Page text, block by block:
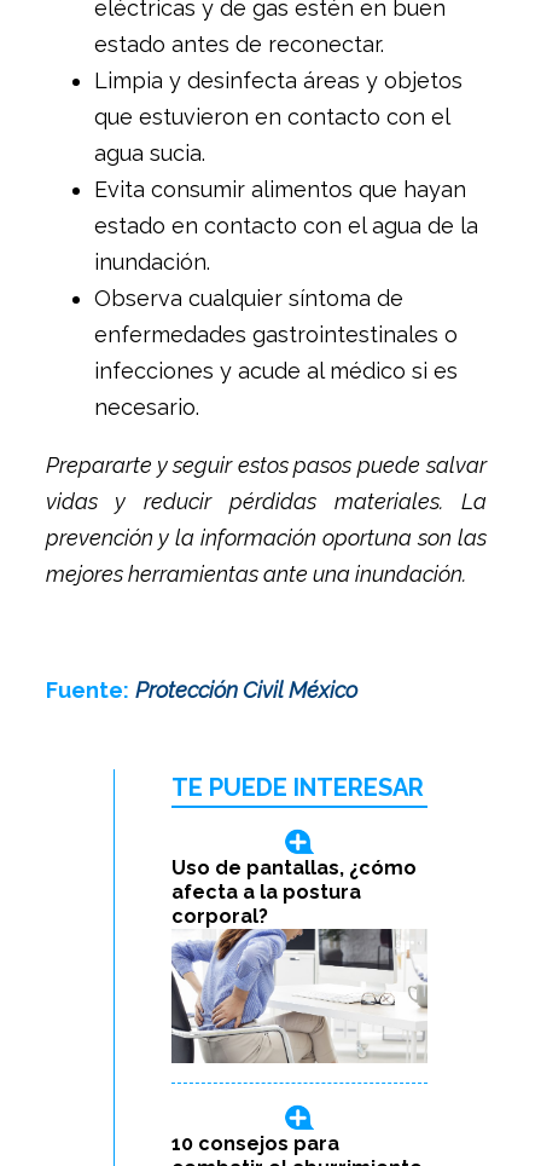
eléctricas y de gas estén en buen
estado antes de reconectar.
Limpia y desinfecta áreas y objetos
que estuvieron en contacto con el
agua sucia.
Evita consumir alimentos que hayan
estado en contacto con el agua de la
inundación.
Observa cualquier síntoma de
enfermedades gastrointestinales o
infecciones y acude al médico si es
necesario.
Prepararte y seguir estos pasos puede salvar
vidas y reducir pérdidas materiales. La
prevención y la información oportuna son las
mejores herramientas ante una inundación.
Fuente: Protección Civil México
TE PUEDE INTERESAR
Uso de pantallas, ¿cómo
afecta a la postura
corporal?
10 consejos para